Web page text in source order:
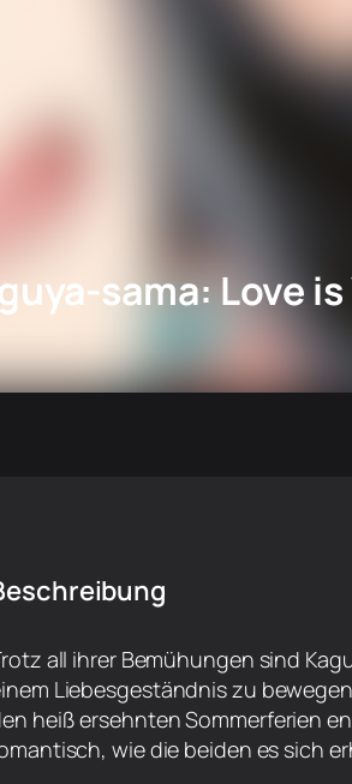
sama: Love is
all ihrer Bemühungen sind
Liebesgeständnis zu
heiß ersehnten Sommerferien
wie die beiden es sich